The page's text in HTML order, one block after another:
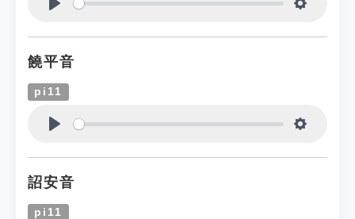
饒平音
pi11
詔安音
pi11